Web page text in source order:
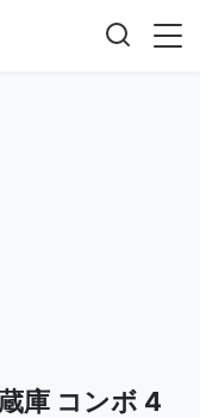
庫 コンボ 4